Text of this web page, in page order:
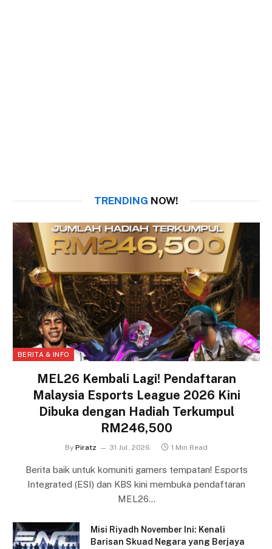
TRENDING NOW!
BERITA & INFO
MEL26 Kembali Lagi! Pendaftaran
Malaysia Esports League 2026 Kini
Dibuka dengan Hadiah Terkumpul
RM246,500
By Piratz 31 Jul, 2026 1 Min Read
Berita baik untuk komuniti gamers tempatan! Esports
Integrated (ESI) dan KBS kini membuka pendaftaran
MEL26…
Misi Riyadh November Ini: Kenali
Barisan Skuad Negara yang Berjaya